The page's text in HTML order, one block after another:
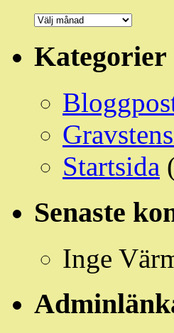
Arkiv
Kategorier
Startsida
Senaste
Inge